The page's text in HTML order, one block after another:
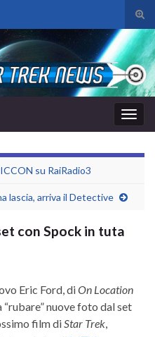
il
di
la
su RaiRadio3
lascia, arriva il Detective
con Spock in tuta
Eric Ford, diOn Location
“rubare” nuove foto dal set
film di Star Trek